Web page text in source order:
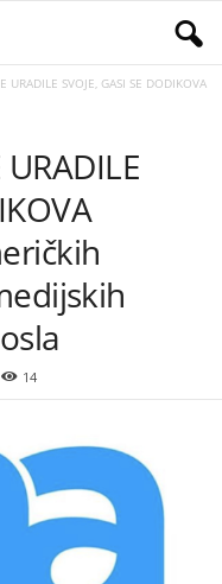
URADILE SVOJE, GASI SE DODIKOVA
URADILE
14